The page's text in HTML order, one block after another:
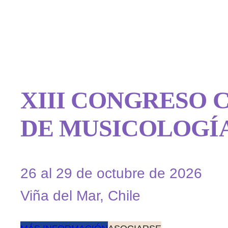
XIII CONGRESO
DE
26 al 29 de octubre de 2026
Viña del Mar, Chile